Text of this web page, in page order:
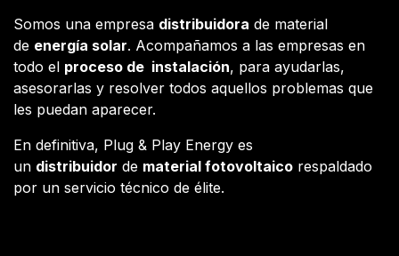
Somos una empresa distribuidora de material
de energía solar. Acompañamos a las empresas en
todo el proceso de instalación, para ayudarlas,
asesorarlas y resolver todos aquellos problemas que
les puedan aparecer.
En definitiva, Plug & Play Energy es
un distribuidor de material fotovoltaico respaldado
por un servicio técnico de élite.